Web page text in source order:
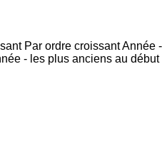
Par ordre croissantAnnée -
- les plus anciens au début